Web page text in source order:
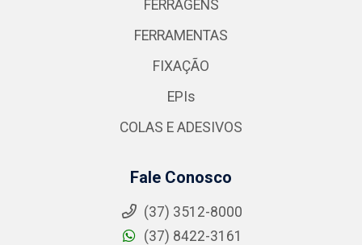
FERRAGENS
FERRAMENTAS
FIXAÇÃO
EPIs
COLAS E ADESIVOS
Fale Conosco
(37) 3512-8000
(37) 8422-3161